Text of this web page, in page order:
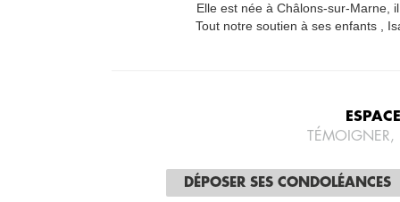
Elle est née à Châlons-sur-Marne,
Tout notre soutien à ses enfants ,
DÉPOSER SES CONDOLÉANCES